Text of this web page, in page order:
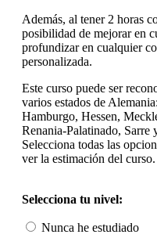
Además, al tener 2 horas
posibilidad de mejorar en
profundizar en cualquier
personalizada.
Este curso puede ser
varios estados de
Hamburgo, Hessen,
Renania-Palatinado,
Selecciona todas las
ver la estimación del curso.
Selecciona tu nivel:
Nunca he estudiado